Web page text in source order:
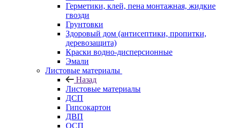
Герметики, клей, пена монтажная, жидкие
гвозди
Грунтовки
Здоровый дом (антисептики, пропитки,
деревозащита)
Краски водно-дисперсионные
Эмали
Листовые материалы
Назад
Листовые материалы
ДСП
Гипсокартон
ДВП
ОСП